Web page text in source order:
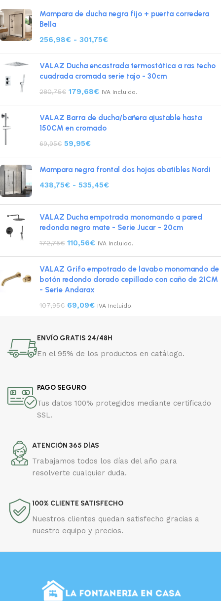
Mampara de ducha negra fijo + puerta corredera
Bella
256,98€ - 301,75€
VALAZ Ducha encastrada termostática a ras techo
cuadrada cromada serie tajo - 30cm
280,75€ 179,68€ IVA Incluido.
VALAZ Barra de ducha/bañera ajustable hasta
150CM en cromado
69,95€ 59,95€
Mampara negra frontal dos hojas abatibles Nardi
438,75€ - 535,45€
VALAZ Ducha empotrada monomando a pared
redonda negro mate - Serie Jucar - 20cm
172,75€ 110,56€ IVA Incluido.
VALAZ Grifo empotrado de lavabo monomando de
botón redondo dorado cepillado con caño de 21CM
- Serie Andarax
107,95€ 69,09€ IVA Incluido.
ENVÍO GRATIS 24/48H
En el 95% de los productos en catálogo.
PAGO SEGURO
Tus datos 100% protegidos mediante certificado
SSL.
ATENCIÓN 365 DÍAS
Trabajamos todos los días del año para
resolverte cualquier duda.
100% CLIENTE SATISFECHO
Nuestros clientes quedan satisfecho gracias a
nuestro equipo y precios.